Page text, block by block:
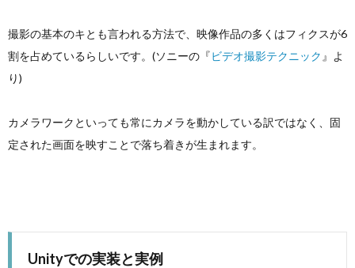
撮影の基本のキとも言われる方法で、映像作品の多くはフィクスが6
割を占めているらしいです。(ソニーの『ビデオ撮影テクニック 』よ
り)
カメラワークといっても常にカメラを動かしている訳ではなく、固
定された画面を映すことで落ち着きが生まれます。
Unityでの実装と実例